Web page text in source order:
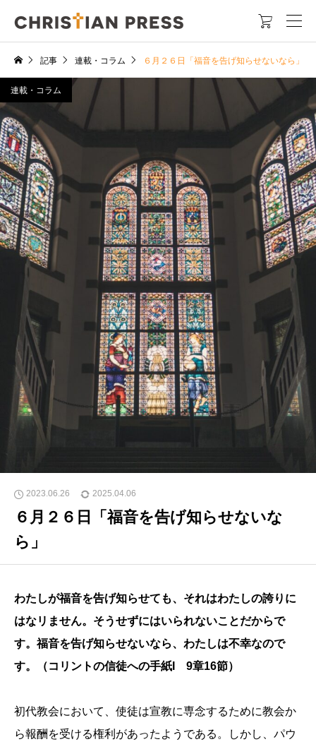

記事 連載・コラム ６月２６日「福音を告げ知らせないなら」
連載・コラム
2023.06.26 2025.04.06
６月２６日「福音を告げ知らせないな
ら」
わたしが福音を告げ知らせても、それはわたしの誇りに
はなリません。そうせずにはいられないことだからで
す。福音を告げ知らせないなら、わたしは不幸なので
す。（コリントの信徒への手紙I 9章16節）
初代教会において、使徒は宣教に専念するために教会か
ら報酬を受ける権利があったようである。しかし、パウ